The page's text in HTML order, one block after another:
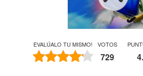
Chicas
Fútbol
EVALÚALO TU MISMO! VOTOS
729